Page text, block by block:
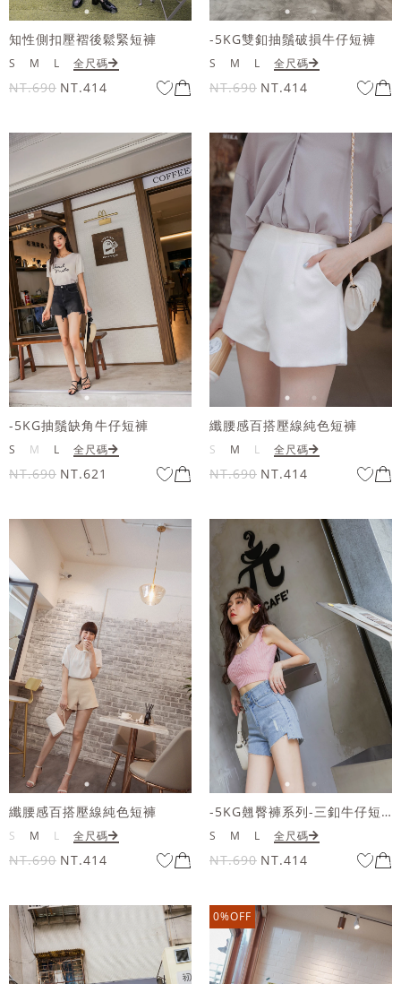
知性側扣壓褶後鬆緊短褲
S M L 全尺碼
NT.690 NT.414
-5KG雙釦抽鬚破損牛仔短褲
S M L 全尺碼
NT.690 NT.414
-5KG抽鬚缺角牛仔短褲
S M L 全尺碼
NT.690 NT.621
纖腰感百搭壓線純色短褲
S M L 全尺碼
NT.690 NT.414
纖腰感百搭壓線純色短褲
S M L 全尺碼
NT.690 NT.414
-5KG翹臀褲系列-三釦牛仔短褲
S M L 全尺碼
NT.690 NT.414
0%OFF